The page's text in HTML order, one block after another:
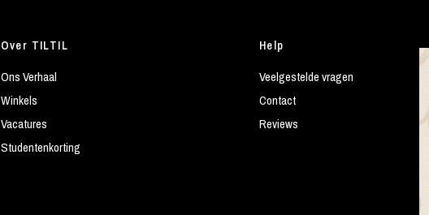
Over TILTIL
Ons Verhaal
Winkels
Vacatures
Studentenkorting
Help
Veelgestelde vragen
Contact
Reviews